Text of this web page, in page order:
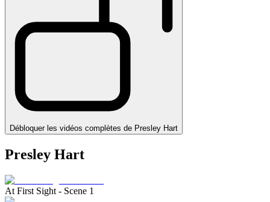
Débloquer les vidéos complètes de Presley Hart
Presley Hart
At First Sight - Scene 1